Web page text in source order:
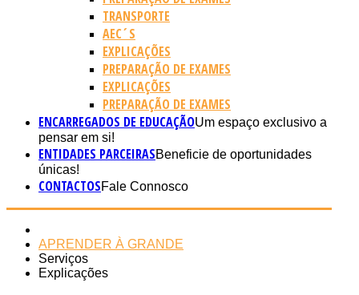
TRANSPORTE
AEC´S
EXPLICAÇÕES
PREPARAÇÃO DE EXAMES
EXPLICAÇÕES
PREPARAÇÃO DE EXAMES
ENCARREGADOS DE EDUCAÇÃOUm espaço exclusivo a
pensar em si!
ENTIDADES PARCEIRASBeneficie de oportunidades
únicas!
CONTACTOSFale Connosco
APRENDER À GRANDE
Serviços
Explicações